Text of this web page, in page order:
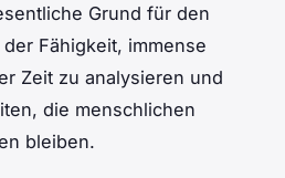
Grund für den
Fähigkeit, immense
Zeit zu analysieren und
die menschlichen
bleiben.